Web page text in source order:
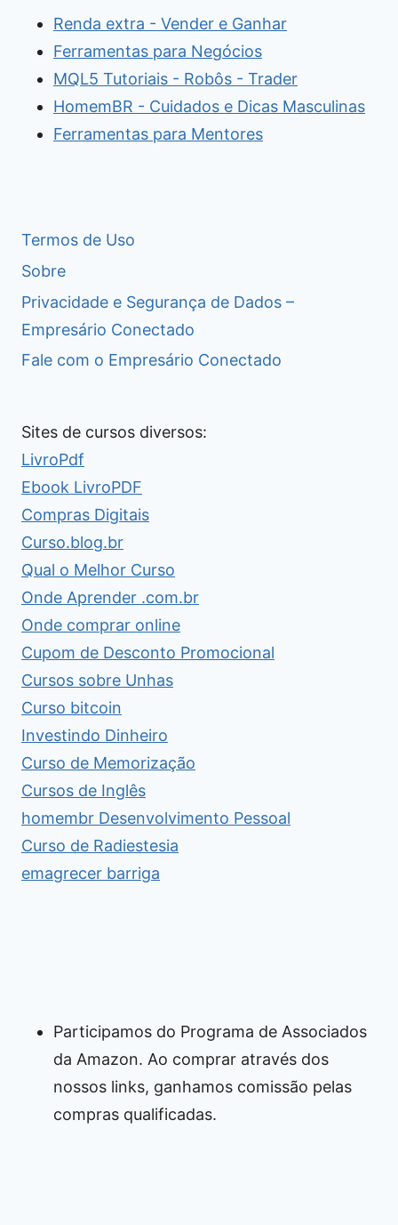
Renda extra - Vender e Ganhar
Ferramentas para Negócios
MQL5 Tutoriais - Robôs - Trader
HomemBR - Cuidados e Dicas Masculinas
Ferramentas para Mentores
Termos de Uso
Sobre
Privacidade e Segurança de Dados –
Empresário Conectado
Fale com o Empresário Conectado
Sites de cursos diversos:
LivroPdf
Ebook LivroPDF
Compras Digitais
Curso.blog.br
Qual o Melhor Curso
Onde Aprender .com.br
Onde comprar online
Cupom de Desconto Promocional
Cursos sobre Unhas
Curso bitcoin
Investindo Dinheiro
Curso de Memorização
Cursos de Inglês
homembr Desenvolvimento Pessoal
Curso de Radiestesia
emagrecer barriga
Participamos do Programa de Associados
da Amazon. Ao comprar através dos
nossos links, ganhamos comissão pelas
compras qualificadas.